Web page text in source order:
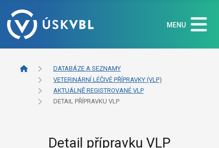
MENU
DATABÁZE A SEZNAMY
VETERINÁRNÍ LÉČIVÉ PŘÍPRAVKY (VLP)
AKTUÁLNĚ REGISTROVANÉ VLP
DETAIL PŘÍPRAVKU VLP
Detail přípravku VLP